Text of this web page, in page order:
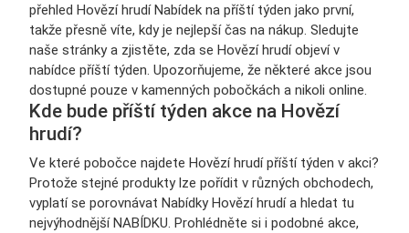
přehled Hovězí hrudí Nabídek na příští týden jako první,
takže přesně víte, kdy je nejlepší čas na nákup. Sledujte
naše stránky a zjistěte, zda se Hovězí hrudí objeví v
nabídce příští týden. Upozorňujeme, že některé akce jsou
dostupné pouze v kamenných pobočkách a nikoli online.
Kde bude příští týden akce na Hovězí
hrudí?
Ve které pobočce najdete Hovězí hrudí příští týden v akci?
Protože stejné produkty lze pořídit v různých obchodech,
vyplatí se porovnávat Nabídky Hovězí hrudí a hledat tu
nejvýhodnější NABÍDKU. Prohlédněte si i podobné akce,